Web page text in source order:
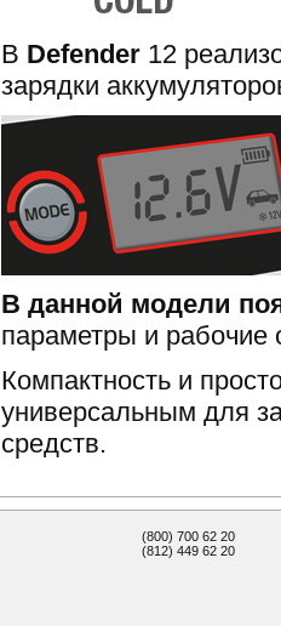
В Defender 12
зарядки
В данной модели
параметры и рабочие
Компактность и
универсальным для
средств.
(800) 700 62 20
(812) 449 62 20